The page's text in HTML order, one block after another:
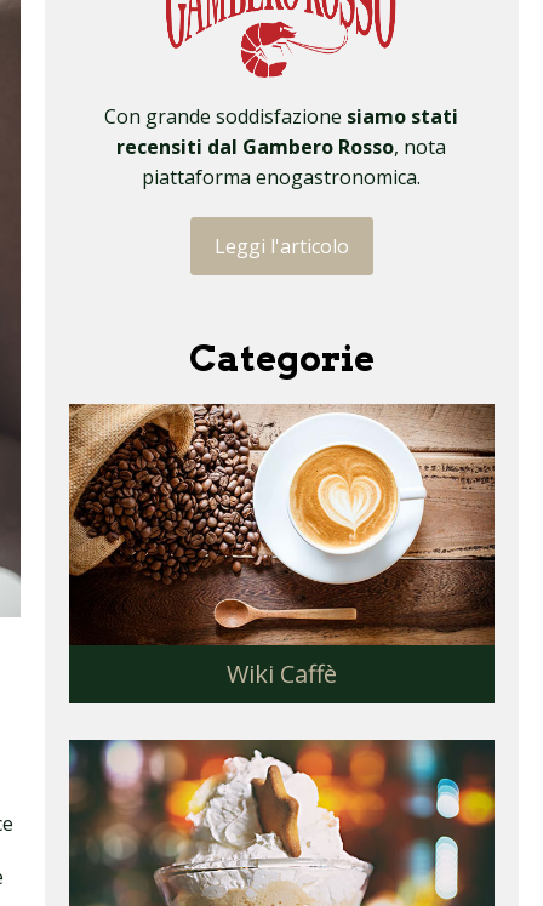
Con grande soddisfazione siamo stati
recensiti dal Gambero Rosso, nota
piattaforma enogastronomica.
Leggi l'articolo
Categorie
Wiki Caffè